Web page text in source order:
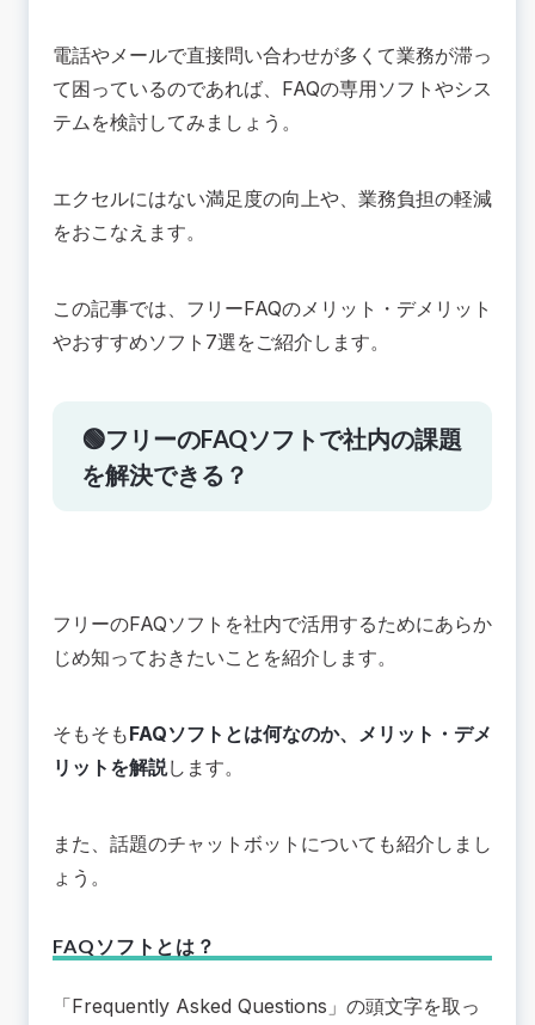
3.phpMyFAQ
4.Freshdesk
5.ナレッジリング
💡社内用FAQをフリーソフトで導入するポイント
いきなり完成を目指さず徐々に導入する
定期的にアップデートする仕組みを構築する
📚フリーの社内向けFAQソフトを導入して業務改
電話やメールで直接問い合わせが多くて業務が滞っ
て困っているのであれば、FAQの専用ソフトやシス
テムを検討してみましょう。
エクセルにはない満足度の向上や、業務負担の軽減
をおこなえます。
この記事では、フリーFAQのメリット・デメリット
やおすすめソフト7選をご紹介します。
🟢フリーのFAQソフトで社内の課題
を解決できる？
フリーのFAQソフトを社内で活用するためにあらか
じめ知っておきたいことを紹介します。
そもそもFAQソフトとは何なのか、メリット・デメ
リットを解説します。
また、話題のチャットボットについても紹介しまし
ょう。
FAQソフトとは？
「Frequently Asked Questions」の頭文字を取っ